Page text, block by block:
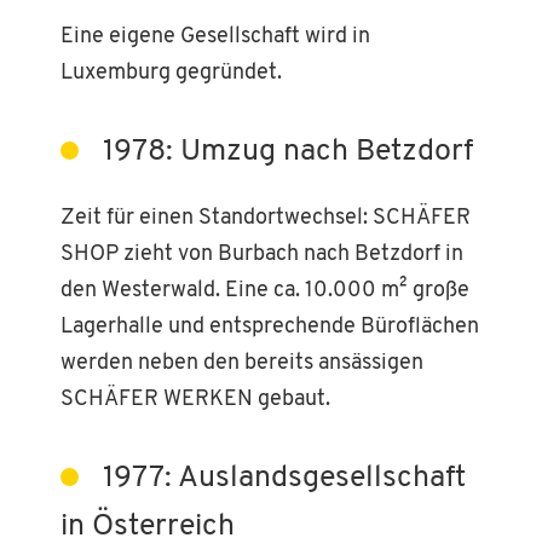
Eine eigene Gesellschaft wird in
Luxemburg gegründet.
1978: Umzug nach Betzdorf
Zeit für einen Standortwechsel: SCHÄFER
SHOP zieht von Burbach nach Betzdorf in
den Westerwald. Eine ca. 10.000 m² große
Lagerhalle und entsprechende Büroflächen
werden neben den bereits ansässigen
SCHÄFER WERKEN gebaut.
1977: Auslandsgesellschaft
in Österreich